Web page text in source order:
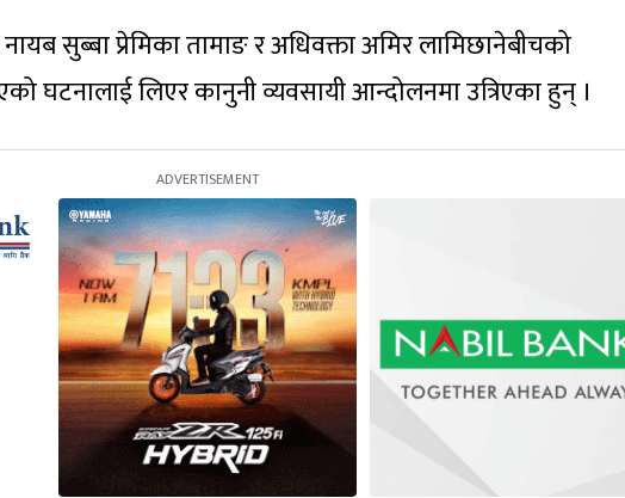
सुब्बा प्रेमिका तामाङ र अधिवक्ता अमिर लामिछानेबीचको
घटनालाई लिएर कानुनी व्यवसायी आन्दोलनमा उत्रिएका हुन् ।